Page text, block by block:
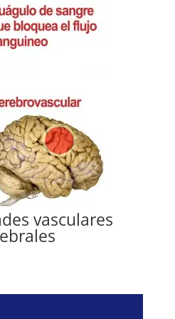
vasculares